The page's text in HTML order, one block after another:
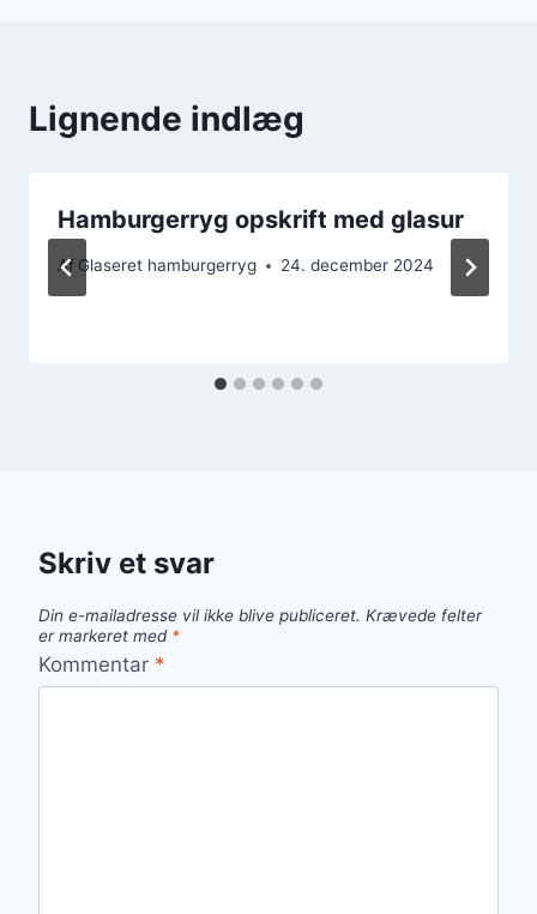
Lignende indlæg
Hamburgerryg opskrift med glasur
Af Glaseret hamburgerryg 24. december 2024
Skriv et svar
Din e-mailadresse vil ikke blive publiceret. Krævede felter
er markeret med *
Kommentar *